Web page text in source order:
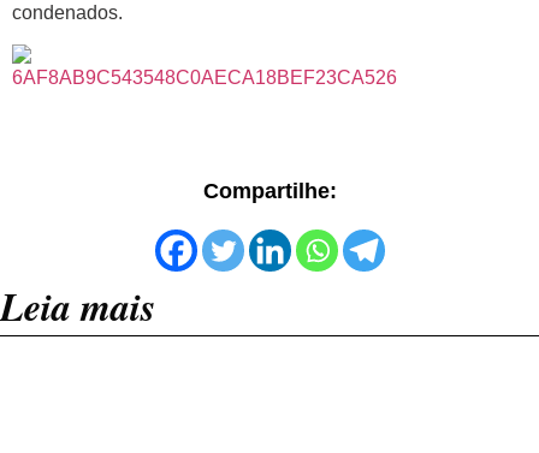
condenados.
Compartilhe:
Leia mais